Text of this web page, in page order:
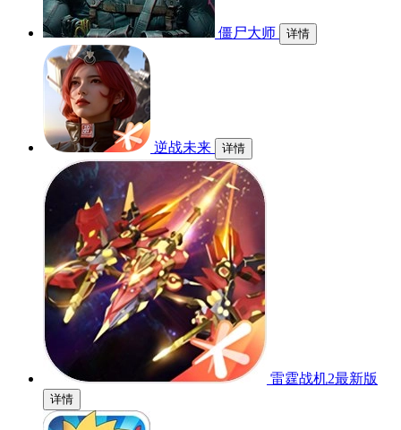
僵尸大师 详情
逆战未来 详情
雷霆战机2最新版
详情